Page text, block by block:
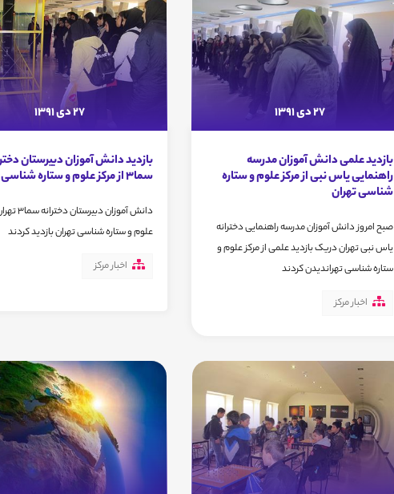
27 دی 1391
بازدید علمی دانش آموزان مدرسه
راهنمایی یاس نبی از مرکز علوم و ستاره
شناسی تهران
صبح امروز دانش آموزان مدرسه راهنمایی دخترانه
یاس نبی تهران دریک بازدید علمی از مرکز علوم و
ستاره شناسی تهراندیدن کردند
اخبار مرکز
27 دی 1391
بازدید دانش آموزان دبیرستان
سما3 از مرکز علوم و ستاره شناسی تهران
دانش آموزان
علوم و ستاره شناسی تهران بازدید کردند
اخبار مرکز